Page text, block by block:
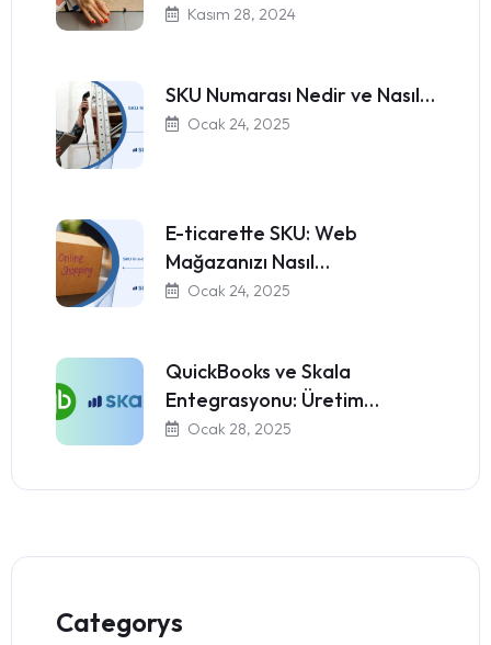
Kasım 28, 2024
SKU Numarası Nedir ve Nasıl…
Ocak 24, 2025
E-ticarette SKU: Web
Mağazanızı Nasıl…
Ocak 24, 2025
QuickBooks ve Skala
Entegrasyonu: Üretim…
Ocak 28, 2025
Categorys